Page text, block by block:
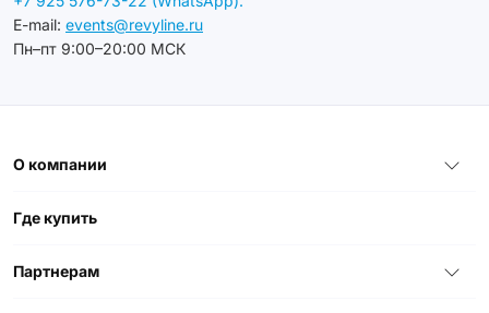
E-mail: events@revyline.ru
Пн–пт 9:00–20:00 МСК
О компании
Где купить
Партнерам